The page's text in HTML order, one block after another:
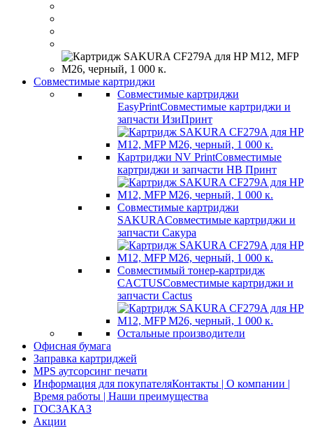
Совместимые картриджи
Совместимые картриджи
EasyPrintСовместимые картриджи и
запчасти ИзиПринт
Картриджи NV PrintСовместимые
картриджи и запчасти НВ Принт
Совместимые картриджи
SAKURAСовместимые картриджи и
запчасти Сакура
Совместимый тонер-картридж
CACTUSСовместимые картриджи и
запчасти Cactus
Остальные производители
Офисная бумага
Заправка картриджей
MPS аутсорсинг печати
Информация для покупателяКонтакты | О компании |
Время работы | Наши преимущества
ГОСЗАКАЗ
Акции